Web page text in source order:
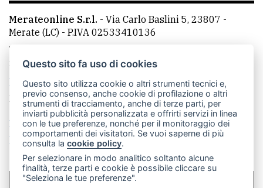
Merateonline S.r.l. - Via Carlo Baslini 5, 23807 -
Merate (LC) - P.IVA 02533410136
Telefono:
mail: redazione@merateonline.it
La redazione
CasateOnline LeccoOnline
RSS
Made by VIP
Privacy policy
Cookie policy
Rivedi le tue scelte sui cookie
SCRIVICI
Questo sito fa uso di cookies
Questo sito utilizza cookie o altri strumenti tecnici e,
previo consenso, anche cookie di profilazione o altri
strumenti di tracciamento, anche di terze parti, per
inviarti pubblicità personalizzata e offrirti servizi in linea
con le tue preferenze, nonché per il monitoraggio dei
comportamenti dei visitatori. Se vuoi saperne di più
consulta lacookie policy.
Per selezionare in modo analitico soltanto alcune
finalità, terze parti e cookie è possibile cliccare su
"Seleziona le tue preferenze".